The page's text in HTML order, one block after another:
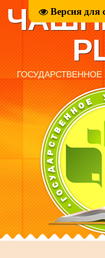
Версия для